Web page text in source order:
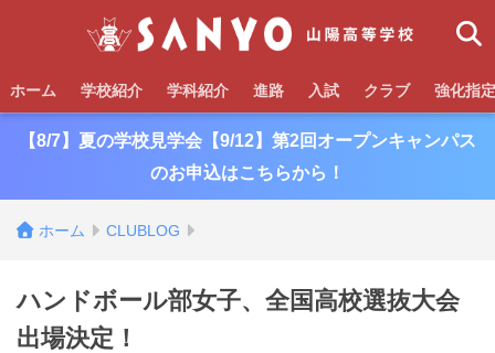
ホーム 学校紹介 学科紹介 進路 入試 クラブ 強化指
【8/7】夏の学校見学会【9/12】第2回オープンキャンパス
のお申込はこちらから！
ホーム CLUBLOG
ハンドボール部女子、全国高校選抜大会
出場決定！